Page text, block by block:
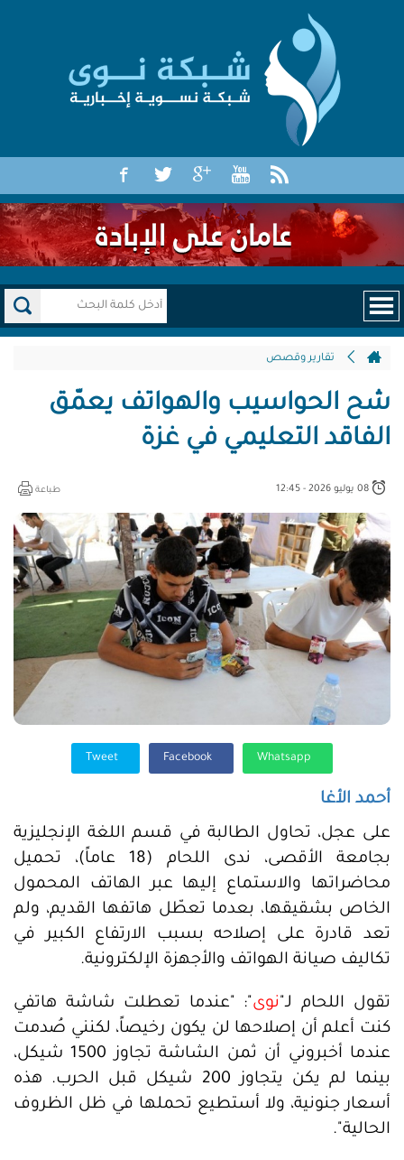
تقارير وقصص
شح الحواسيب والهواتف يعمّق
الفاقد التعليمي في غزة
طباعة
أحمد الأغا
على عجل، تحاول الطالبة في قسم اللغة الإنجليزية
بجامعة الأقصى، ندى اللحام (18 عاماً)، تحميل
محاضراتها والاستماع إليها عبر الهاتف المحمول
الخاص بشقيقها، بعدما تعطّل هاتفها القديم، ولم
تعد قادرة على إصلاحه بسبب الارتفاع الكبير في
تكاليف صيانة الهواتف والأجهزة الإلكترونية.
تقول اللحام لـ" نوى ": "عندما تعطلت شاشة هاتفي
كنت أعلم أن إصلاحها لن يكون رخيصاً، لكنني صُدمت
عندما أخبروني أن ثمن الشاشة تجاوز 1500 شيكل،
بينما لم يكن يتجاوز 200 شيكل قبل الحرب. هذه
أسعار جنونية، ولا أستطيع تحملها في ظل الظروف
الحالية".